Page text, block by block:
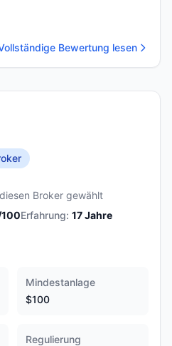
Bewertung lesen
Broker gewählt
Erfahrung: 17Jahre
Mindestanlage
$100
Regulierung